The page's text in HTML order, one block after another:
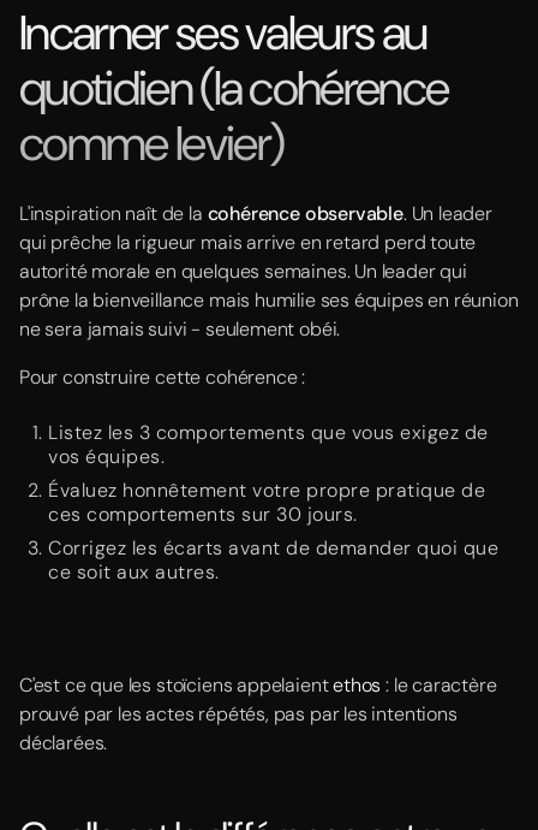
Incarner ses valeurs au
quotidien (la cohérence
comme levier)
L'inspiration naît de la cohérence observable. Un leader
qui prêche la rigueur mais arrive en retard perd toute
autorité morale en quelques semaines. Un leader qui
prône la bienveillance mais humilie ses équipes en réunion
ne sera jamais suivi - seulement obéi.
Pour construire cette cohérence :
Listez les 3 comportements que vous exigez de
vos équipes.
Évaluez honnêtement votre propre pratique de
ces comportements sur 30 jours.
Corrigez les écarts avant de demander quoi que
ce soit aux autres.
C'est ce que les stoïciens appelaientethos : le caractère
prouvé par les actes répétés, pas par les intentions
déclarées.